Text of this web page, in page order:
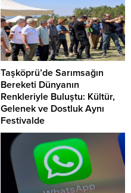
Taşköprü’de Sarımsağın
Bereketi Dünyanın
Renkleriyle Buluştu: Kültür,
Gelenek ve Dostluk Aynı
Festivalde